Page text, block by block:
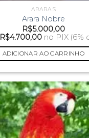
ARARAS
Arara Nobre
R$5.000,00
R$4.700,00 no PIX (6%
ADICIONAR AO CARRINHO